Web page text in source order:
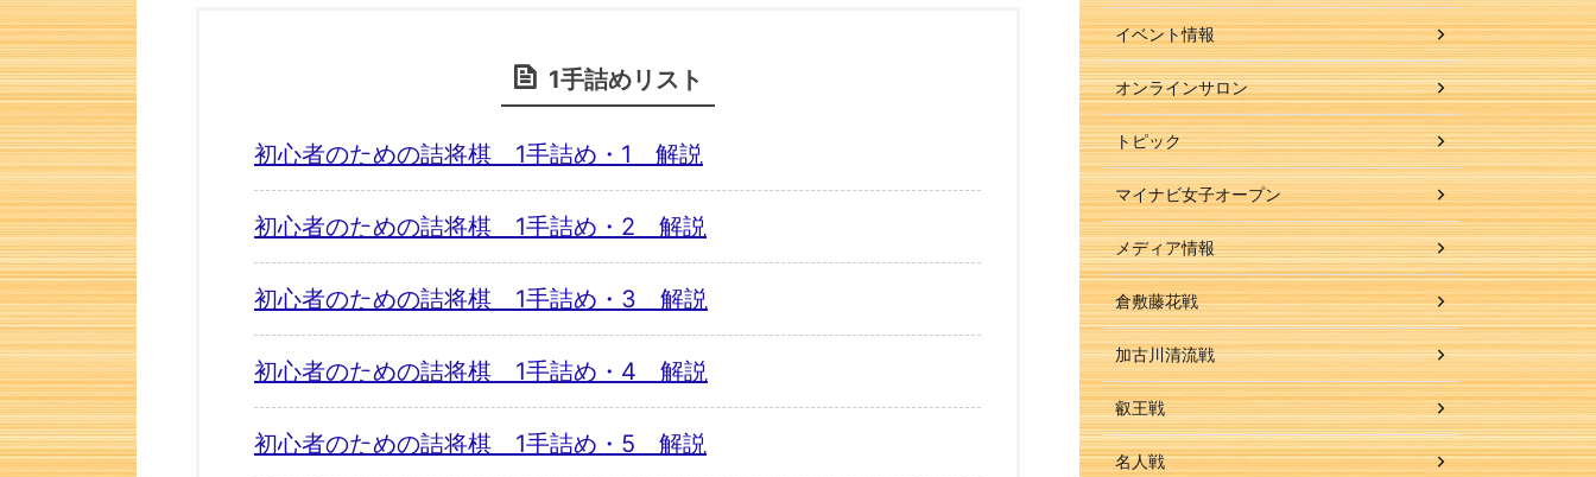
1手詰めリスト
初心者のための詰将棋 1手詰め・1 解説
初心者のための詰将棋 1手詰め・2 解説
初心者のための詰将棋 1手詰め・3 解説
初心者のための詰将棋 1手詰め・4 解説
初心者のための詰将棋 1手詰め・5 解説
イベント情報
オンラインサロン
トピック
マイナビ女子オープン
メディア情報
倉敷藤花戦
加古川清流戦
叡王戦
名人戦